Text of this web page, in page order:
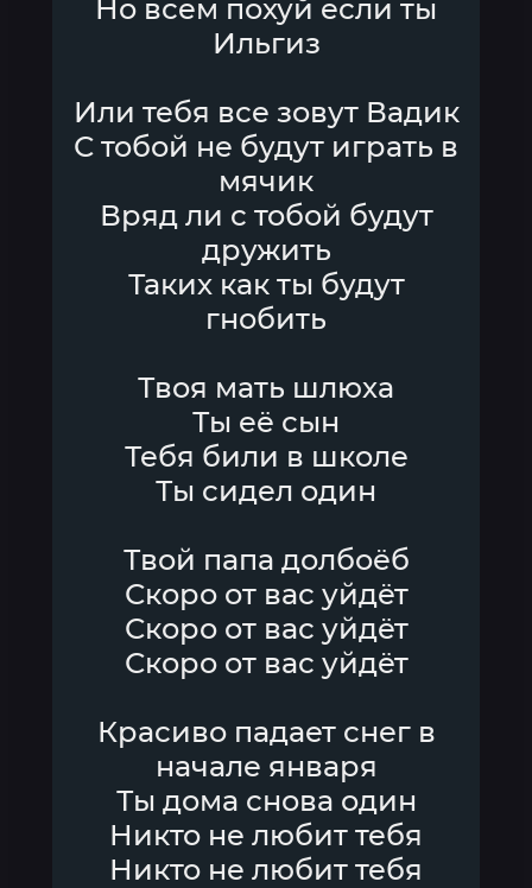
Но всем похуй если ты
Ильгиз
Или тебя все зовут Вадик
С тобой не будут играть в
мячик
Вряд ли с тобой будут
дружить
Таких как ты будут
гнобить
Твоя мать шлюха
Ты её сын
Тебя били в школе
Ты сидел один
Твой папа долбоёб
Скоро от вас уйдёт
Скоро от вас уйдёт
Скоро от вас уйдёт
Красиво падает снег в
начале января
Ты дома снова один
Никто не любит тебя
Никто не любит тебя